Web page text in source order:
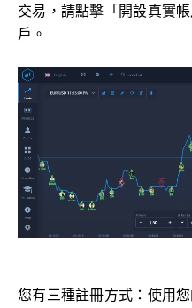
交易，請點擊「開設真實
戶。
您有三種註冊方式：使用